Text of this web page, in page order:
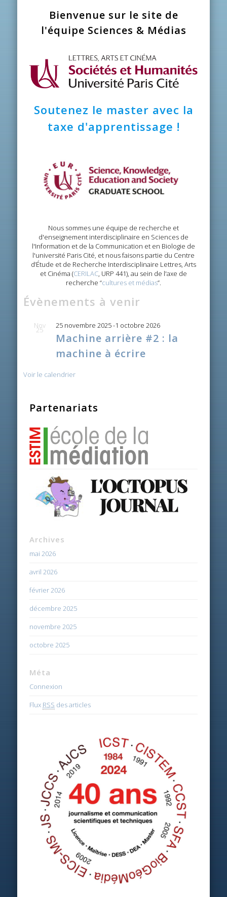
Bienvenue sur le site de
l'équipe Sciences & Médias
Soutenez le master avec la
taxe d'apprentissage !
Nous sommes une équipe de recherche et
d'enseignement interdisciplinaire en Sciences de
l'Information et de la Communication et en Biologie de
l'université Paris Cité, et nous faisons partie du Centre
d’Étude et de Recherche Interdisciplinaire Lettres, Arts
et Cinéma (CERILAC, URP 441), au sein de l'axe de
recherche “cultures et médias”.
Évènements à venir
Nov
25 25 novembre 2025-1 octobre 2026
Machine arrière #2 : la
machine à écrire
Voir le calendrier
Partenariats
Archives
mai 2026
avril 2026
février 2026
décembre 2025
novembre 2025
octobre 2025
Méta
Connexion
Flux RSS des articles